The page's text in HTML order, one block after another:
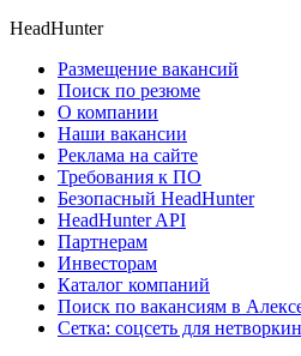
HeadHunter
Размещение вакансий
Поиск по резюме
О компании
Наши вакансии
Реклама на сайте
Требования к ПО
Безопасный HeadHunter
HeadHunter API
Партнерам
Инвесторам
Каталог компаний
Поиск по вакансиям в
Сетка: соцсеть для